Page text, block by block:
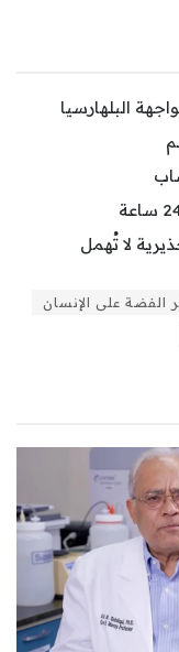
البلهارسيا
لا تُهمل
الفضة على الإنسان